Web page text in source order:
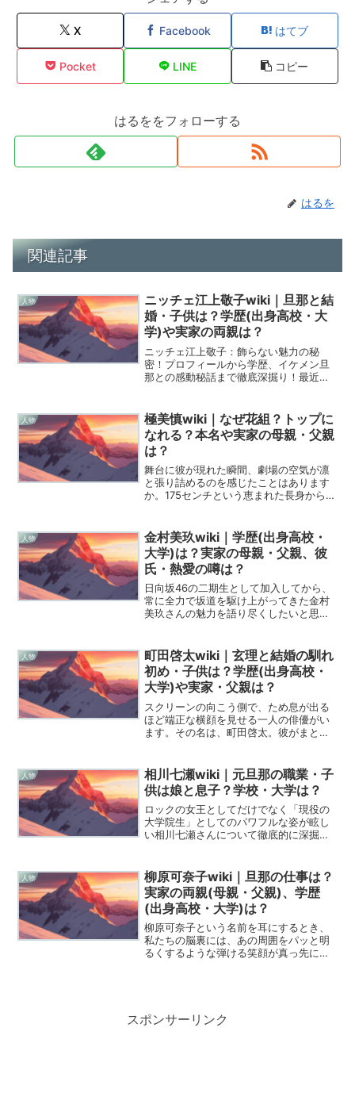
X Facebook はてブ
Pocket LINE コピー
はるををフォローする
はるを
関連記事
人物
ニッチェ江上敬子wiki｜旦那と結
婚・子供は？学歴(出身高校・大
学)や実家の両親は？
ニッチェ江上敬子：飾らない魅力の秘
密！プロフィールから学歴、イケメン旦
那との感動秘話まで徹底深掘り！最近、
笑顔と、トレードマークのチリチリお団
子ヘアで、見ているこっち...
人物
極美慎wiki｜なぜ花組？トップに
なれる？本名や実家の母親・父親
は？
舞台に彼が現れた瞬間、劇場の空気が凛
と張り詰めるのを感じたことはあります
か。175センチという恵まれた長身から繰
しい笑顔。極美慎というスターが放つ輝
きは、単なるビジュア...
人物
金村美玖wiki｜学歴(出身高校・
大学)は？実家の母親・父親、彼
氏・熱愛の噂は？
日向坂46の二期生として加入してから、
常に全力で坂道を駆け上がってきた金村
美玖さんの魅力を語り尽くしたいと思い
Wikipediaに負けないくらいの情熱と情報
量でじっくりと紐...
人物
町田啓太wiki｜玄理と結婚の馴れ
初め・子供は？学歴(出身高校・
大学)や実家・父親は？
スクリーンの向こう側で、ため息が出る
ほど端正な横顔を見せる一人の俳優がい
ます。その名は、町田啓太。彼がまとう
しょうか。しかし、彼が放つあの輝き
は、決して偶然や運の良い巡...
人物
相川七瀬wiki｜元旦那の職業・子
供は娘と息子？学校・大学は？
ロックの女王としてだけでなく「現役の
大学院生」としてのパワフルな姿が眩し
い相川七瀬さんについて徹底的に深掘り
心の底から湧いてくるはずですよ。今回
は、インターネットの海に...
人物
柳原可奈子wiki｜旦那の仕事は？
実家の両親(母親・父親)、学歴
(出身高校・大学)は？
柳原可奈子という名前を耳にするとき、
私たちの脳裏には、あの周囲をパッと明
るくするような弾ける笑顔が真っ先に浮
スポンサーリンク